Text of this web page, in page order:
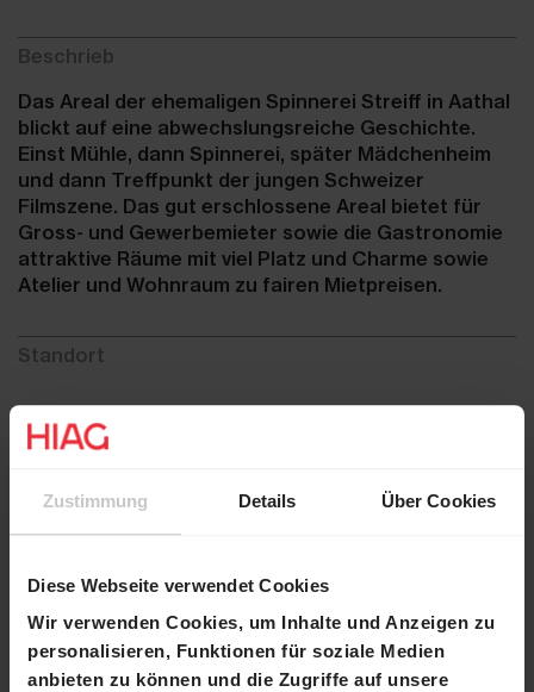
Zustimmung Details Über Cookies
Diese Webseite verwendet Cookies
Wir verwenden Cookies, um Inhalte und Anzeigen zu
personalisieren, Funktionen für soziale Medien
anbieten zu können und die Zugriffe auf unsere
Beschrieb
Das Areal der ehemaligen Spinnerei Streiff in Aathal
blickt auf eine abwechslungsreiche Geschichte.
Einst Mühle, dann Spinnerei, später Mädchenheim
und dann Treffpunkt der jungen Schweizer
Filmszene. Das gut erschlossene Areal bietet für
Gross- und Gewerbemieter sowie die Gastronomie
attraktive Räume mit viel Platz und Charme sowie
Atelier und Wohnraum zu fairen Mietpreisen.
Standort